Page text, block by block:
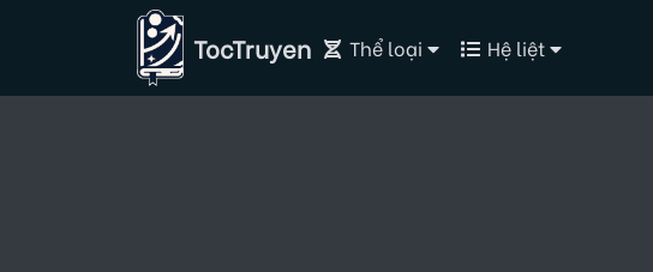
TocTruyen Thể loại Hệ liệt